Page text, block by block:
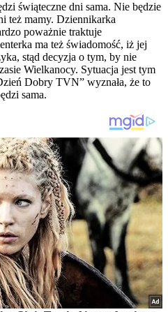
świąteczne dni sama. Nie będzie
też mamy. Dziennikarka
poważnie traktuje
ma też świadomość, iż jej
stąd decyzja o tym, by nie
Wielkanocy. Sytuacja jest tym
Dobry TVN” wyznała, że to
sama.